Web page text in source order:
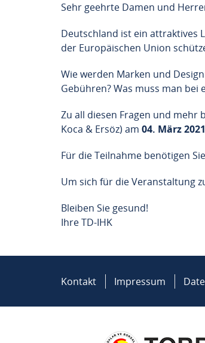
Sehr geehrte Damen und
Deutschland ist ein attraktives
der Europäischen Union
Wie werden Marken und
Gebühren? Was muss man
Zu all diesen Fragen und mehr
Koca & Ersöz) am 04. März
Für die Teilnahme benötigen
Um sich für die Veranstaltung
Bleiben Sie gesund!
Ihre TD-IHK
Kontakt Impressum